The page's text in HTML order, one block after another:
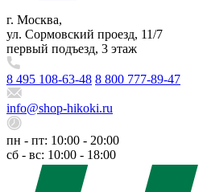
г. Москва,
ул. Сормовский проезд, 11/7
первый подъезд, 3 этаж
8 495 108-63-48 8 800 777-89-47
info@shop-hikoki.ru
пн - пт: 10:00 - 20:00
сб - вс: 10:00 - 18:00